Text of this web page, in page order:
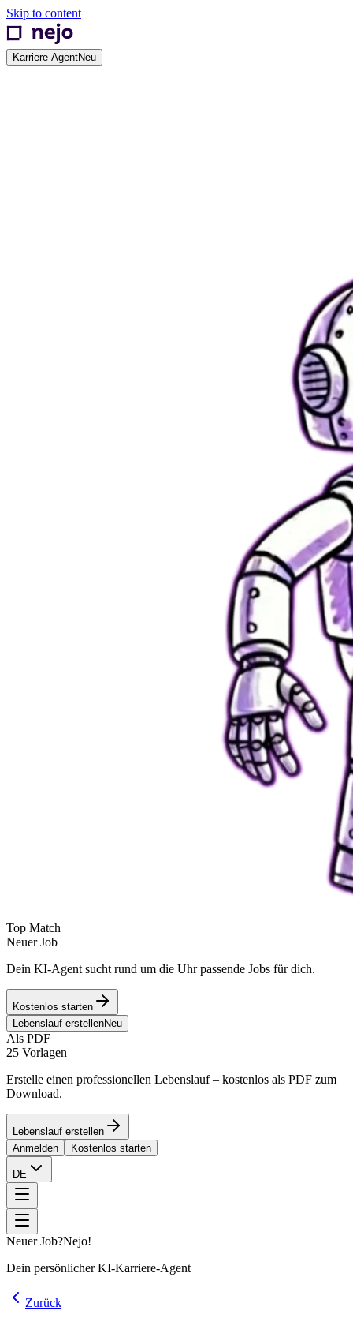
Skip to content
Karriere-AgentNeu
Top Match
Neuer Job
Dein KI-Agent sucht rund um die Uhr passende Jobs für dich.
Kostenlos starten
Lebenslauf erstellenNeu
Als PDF
25 Vorlagen
Erstelle einen professionellen Lebenslauf – kostenlos als PDF zum
Download.
Lebenslauf erstellen
Anmelden
Kostenlos starten
DE
Neuer Job?Nejo!
Dein persönlicher KI-Karriere-Agent
Zurück